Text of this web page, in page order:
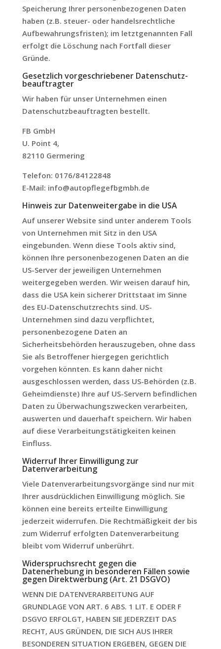
Speicherung Ihrer personenbezogenen Daten
haben (z.B. steuer- oder handelsrechtliche
Aufbewahrungsfristen); im letztgenannten Fall
erfolgt die Löschung nach Fortfall dieser
Gründe.
Gesetzlich vorgeschriebener Datenschutz­
beauftragter
Wir haben für unser Unternehmen einen
Datenschutzbeauftragten bestellt.
FB GmbH
U. Point 4,
82110 Germering
Telefon: 0176/84122848
E-Mail: info@autopflegefbgmbh.de
Hinweis zur Datenweitergabe in die USA
Auf unserer Website sind unter anderem Tools
von Unternehmen mit Sitz in den USA
eingebunden. Wenn diese Tools aktiv sind,
können Ihre personenbezogenen Daten an die
US-Server der jeweiligen Unternehmen
weitergegeben werden. Wir weisen darauf hin,
dass die USA kein sicherer Drittstaat im Sinne
des EU-Datenschutzrechts sind. US-
Unternehmen sind dazu verpflichtet,
personenbezogene Daten an
Sicherheitsbehörden herauszugeben, ohne dass
Sie als Betroffener hiergegen gerichtlich
vorgehen könnten. Es kann daher nicht
ausgeschlossen werden, dass US-Behörden (z.B.
Geheimdienste) Ihre auf US-Servern befindlichen
Daten zu Überwachungszwecken verarbeiten,
auswerten und dauerhaft speichern. Wir haben
auf diese Verarbeitungstätigkeiten keinen
Einfluss.
Widerruf Ihrer Einwilligung zur
Datenverarbeitung
Viele Datenverarbeitungsvorgänge sind nur mit
Ihrer ausdrücklichen Einwilligung möglich. Sie
können eine bereits erteilte Einwilligung
jederzeit widerrufen. Die Rechtmäßigkeit der bis
zum Widerruf erfolgten Datenverarbeitung
bleibt vom Widerruf unberührt.
Widerspruchsrecht gegen die
Datenerhebung in besonderen Fällen sowie
gegen Direktwerbung (Art. 21 DSGVO)
WENN DIE DATENVERARBEITUNG AUF
GRUNDLAGE VON ART. 6 ABS. 1 LIT. E ODER F
DSGVO ERFOLGT, HABEN SIE JEDERZEIT DAS
RECHT, AUS GRÜNDEN, DIE SICH AUS IHRER
BESONDEREN SITUATION ERGEBEN, GEGEN DIE